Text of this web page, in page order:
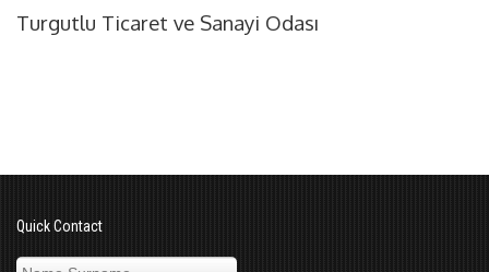
Turgutlu Ticaret ve Sanayi Odası
Quick Contact